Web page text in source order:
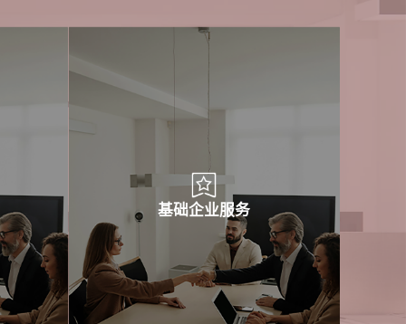
基础企业服务